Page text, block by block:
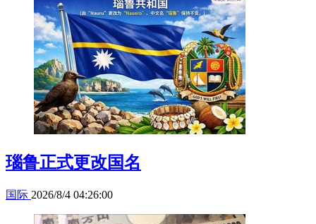
瑙鲁正式更改国名
国际 2026/8/4 04:26:00